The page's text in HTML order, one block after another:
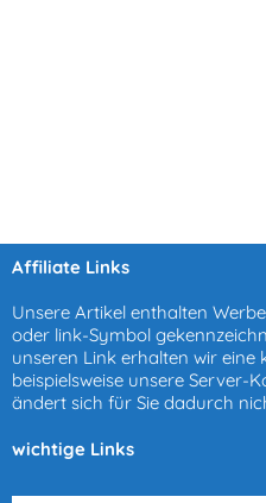
Affiliate Links
Unsere Artikel enthalten
oder link-Symbol
unseren Link erhalten wir eine
beispielsweise unsere Server-
ändert sich für Sie dadurch
wichtige Links